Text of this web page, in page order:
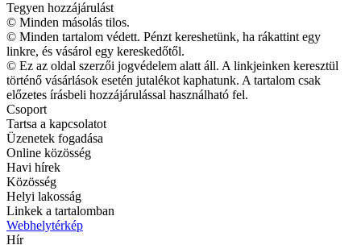
Tegyen hozzájárulást
© Minden másolás tilos.
© Minden tartalom védett. Pénzt kereshetünk, ha rákattint egy
linkre, és vásárol egy kereskedőtől.
© Ez az oldal szerzői jogvédelem alatt áll. A linkjeinken keresztül
történő vásárlások esetén jutalékot kaphatunk. A tartalom csak
előzetes írásbeli hozzájárulással használható fel.
Csoport
Tartsa a kapcsolatot
Üzenetek fogadása
Online közösség
Havi hírek
Közösség
Helyi lakosság
Linkek a tartalomban
Webhelytérkép
Hír